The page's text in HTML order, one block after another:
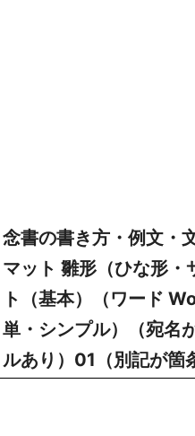
念書の書き方・例文・
マット 雛形（ひな形・
ト（基本）（ワード
単・シンプル）（宛名
ルあり）01（別記が箇